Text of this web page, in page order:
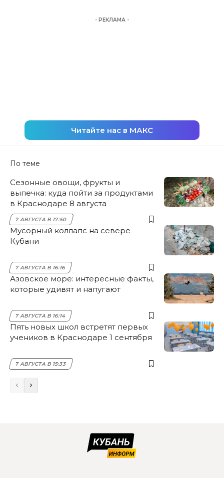
- РЕКЛАМА -
Читайте нас в МАКС
По теме
Сезонные овощи, фрукты и
выпечка: куда пойти за продуктами
в Краснодаре 8 августа
7 АВГУСТА В 17:50
Мусорный коллапс на севере
Кубани
7 АВГУСТА В 16:16
Азовское море: интересные факты,
которые удивят и напугают
7 АВГУСТА В 16:14
Пять новых школ встретят первых
учеников в Краснодаре 1 сентября
7 АВГУСТА В 15:33